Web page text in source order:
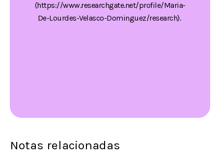
(https://www.researchgate.net/profile/Maria-
De-Lourdes-Velasco-Dominguez/research).
Notas relacionadas